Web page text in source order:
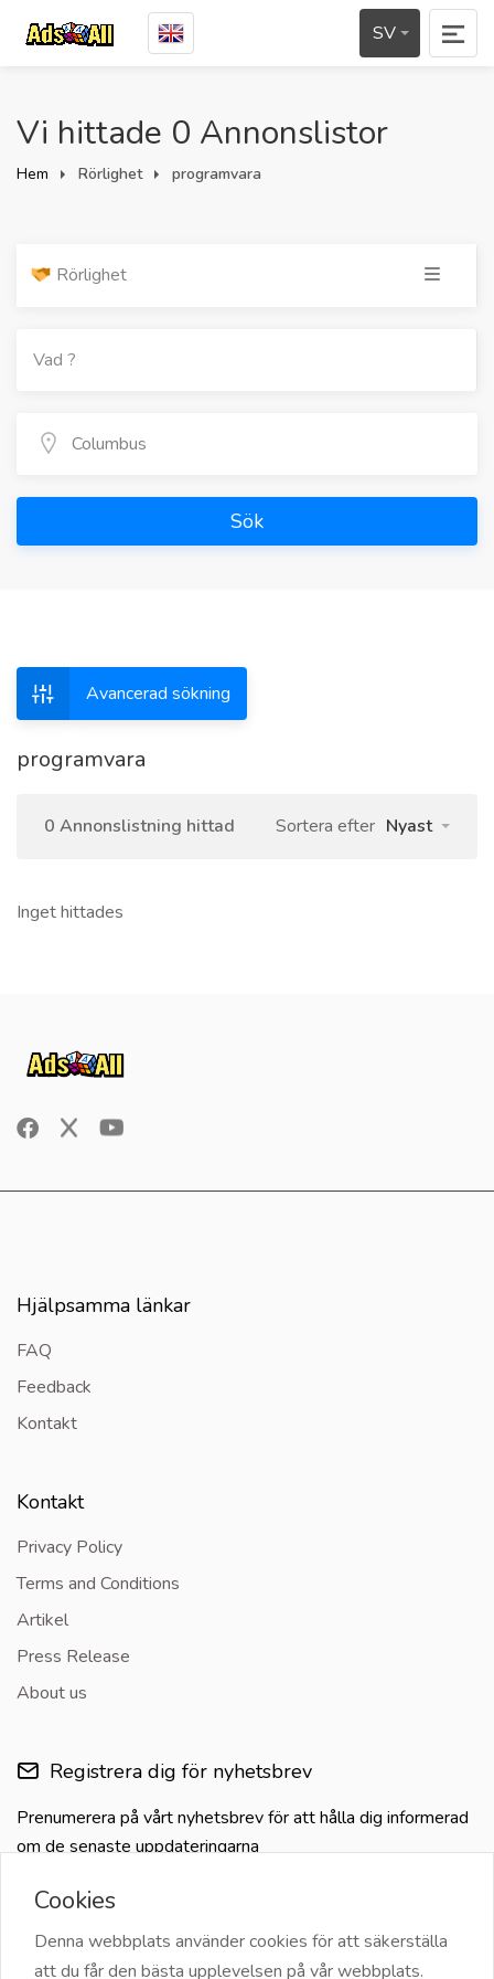
SV
Vi hittade 0 Annonslistor
Hem Rörlighet programvara
Rörlighet
Sök
Avancerad sökning
programvara
0 Annonslistning hittad Sortera efter Nyast
Inget hittades
Hjälpsamma länkar
FAQ
Feedback
Kontakt
Kontakt
Privacy Policy
Terms and Conditions
Artikel
Press Release
About us
Registrera dig för nyhetsbrev
Prenumerera på vårt nyhetsbrev för att hålla dig informerad
om de senaste uppdateringarna
Cookies
Denna webbplats använder cookies för att säkerställa
att du får den bästa upplevelsen på vår webbplats.